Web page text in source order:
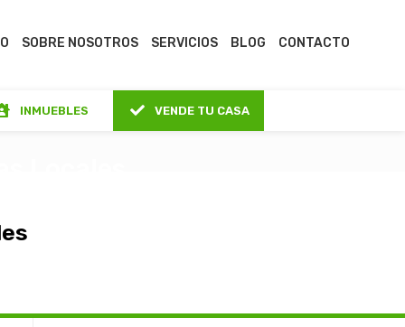
SOBRE NOSOTROS SERVICIOS BLOG CONTACTO
INMUEBLES VENDE TU CASA
Locales